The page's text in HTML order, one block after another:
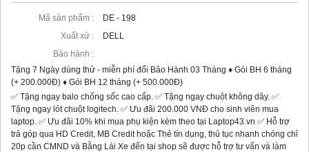
Mã sản phẩm :
DE - 198
Xuất xứ :
DELL
Bảo hành :
Tặng 7 Ngày dùng thử - miễn phí đổi Bảo Hành 03 Tháng ♦ Gói BH 6 tháng
(+ 200.000Đ) ♦ Gói BH 12 tháng (+ 500.000Đ)
✅ Tặng ngay balo chống sốc cao cấp. ✅ Tặng ngay chuột không dây. ✅
Tặng ngay lót chuột logitech. ✅ Ưu đãi 200.000 VNĐ cho sinh viên mua
laptop. ✅ Ưu đãi 10% khi mua phụ kiện kèm theo tại Laptop43.vn ✅ Hỗ trợ
trả góp qua HD Credit, MB Credit hoặc Thẻ tín dụng, thủ tục nhanh chóng chỉ
20p cần CMND và Bằng Lái Xe đến tại shop sẽ được hỗ trợ tư vấn và làm